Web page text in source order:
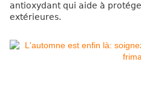
antioxydant qui aide à
extérieures.